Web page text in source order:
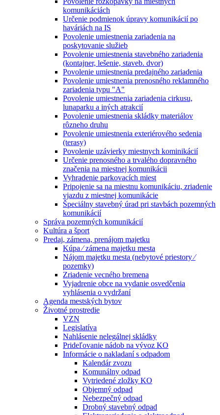
komunikáciách
Určenie podmienok úpravy komunikácií po
haváriách na IS
Povolenie umiestnenia zariadenia na
poskytovanie služieb
Povolenie umiestnenia stavebného zariadenia
(kontajner, lešenie, staveb. dvor)
Povolenie umiestnenia predajného zariadenia
Povolenie umiestnenia prenosného reklamného
zariadenia typu "A"
Povolenie umiestnenia zariadenia cirkusu,
lunaparku a iných atrakcií
Povolenie umiestnenia skládky materiálov
rôzneho druhu
Povolenie umiestnenia exteriérového sedenia
(terasy)
Povolenie uzávierky miestnych kominikácií
Určenie prenosného a trvalého dopravného
značenia na miestnej komunikácii
Vyhradenie parkovacích miest
Pripojenie sa na miestnu komunikáciu, zriadenie
vjazdu z miestnej komunikácie
Špeciálny stavebný úrad pri stavbách pozemných
komunikácií
Správa pozemných komunikácií
Kultúra a šport
Predaj, zámena, prenájom majetku
Kúpa ⁄ zámena majetku mesta
Nájom majetku mesta (nebytové priestory ⁄
pozemky)
Zriadenie vecného bremena
Vyjadrenie obce na vydanie osvedčenia
vyhlásenia o vydržaní
Agenda mestských bytov
Životné prostredie
VZN
Legislatíva
Nahlásenie nelegálnej skládky
Prideľovanie nádob na vývoz KO
Informácie o nakladaní s odpadom
Kalendár zvozu
Komunálny odpad
Vytriedené zložky KO
Objemný odpad
Nebezpečný odpad
Drobný stavebný odpad